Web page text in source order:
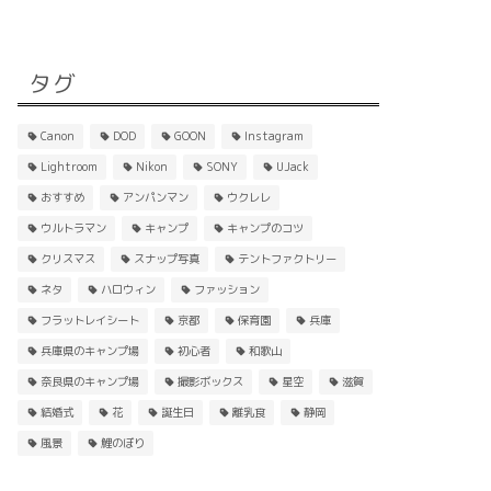
タグ
Canon DOD GOON
Instagram
Lightroom
Nikon SONY
UJack
おすすめ
アンパンマン
ウクレレ
ウルトラマン
キャンプ
キャンプのコツ
クリスマス
スナップ写真
テントファクトリー
ネタ
ハロウィン
ファッション
フラットレイシート
京都 保育園
兵庫
兵庫県のキャンプ場
初心者
和歌山
奈良県のキャンプ場
撮影ボックス 星空
滋賀
結婚式
花 誕生日 離乳食
静岡
風景
鯉のぼり